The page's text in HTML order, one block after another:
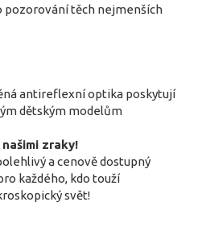
pozorování těch nejmenších
antireflexní optika poskytují
dětským modelům
zraky!
a cenově dostupný
každého, kdo touží
svět!